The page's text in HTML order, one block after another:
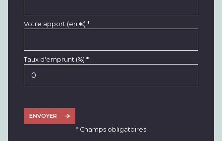
Votre apport (en €) *
Taux d'emprunt (%) *
ENVOYER
* Champs obligatoires